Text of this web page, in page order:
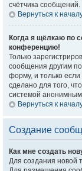
счётчика сообщений.
Вернуться к
Когда я щёлкаю по
конференцию!
Только
сообщения другим
форму, и только
сделано для того,
системой
Вернуться к
Создание
Как мне создать
Для создания новой